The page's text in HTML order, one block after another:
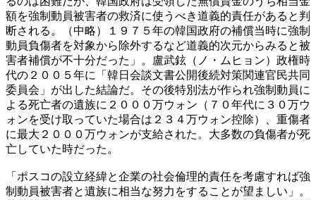
額を強制動員被害者の救済に使うべき道義的責任があると判
断される。（中略）１９７５年の韓国政府の補償当時に強制
動員負傷者を対象から除外するなど道義的次元からみると被
害者補償が不十分だった」。盧武鉉（ノ・ムヒョン）政権時
代の２００５年に「韓日会談文書公開後続対策関連官民共同
委員会」が出した結論だ。その後特別法が作られ強制動員に
よる死亡者の遺族に２０００万ウォン（７０年代に３０万ウ
ォンを受け取っていた場合は２３４万ウォン控除）、重傷者
に最大２０００万ウォンが支給された。大多数の負傷者が死
亡していた時だった。
「ポスコの設立経緯と企業の社会倫理的責任を考慮すれば強
制動員被害者と遺族に相当な努力をすることが望ましい」。